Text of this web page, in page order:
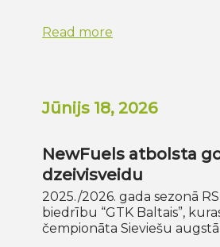
Read more
Jūnijs 18, 2026
NewFuels atbolsta
dzeivisveidu
2025./2026. gada sezonā
biedrību “GTK Baltais”,
čempionāta Sieviešu